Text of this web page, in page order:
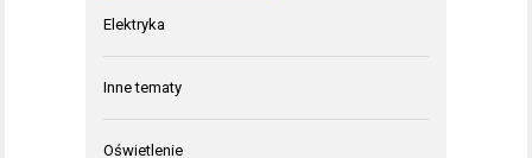
Elektryka
Inne tematy
Oświetlenie